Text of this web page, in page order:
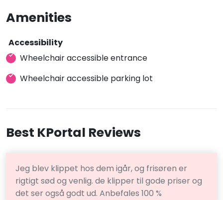
Amenities
Accessibility
Wheelchair accessible entrance
Wheelchair accessible parking lot
Best KPortal Reviews
Jeg blev klippet hos dem igår, og frisøren er
rigtigt sød og venlig. de klipper til gode priser og
det ser også godt ud. Anbefales 100 %